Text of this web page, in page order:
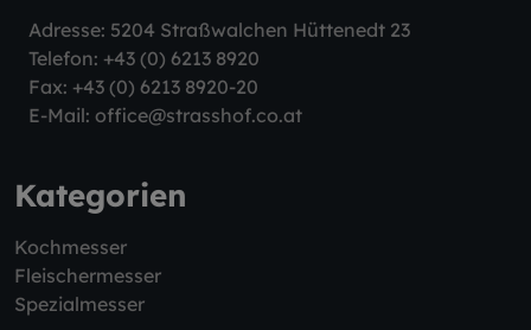
Adresse: 5204 Straßwalchen Hüttenedt 23
Telefon: +43 (0) 6213 8920
Fax: +43 (0) 6213 8920-20
E-Mail: office@strasshof.co.at
Kategorien
Kochmesser
Fleischermesser
Spezialmesser